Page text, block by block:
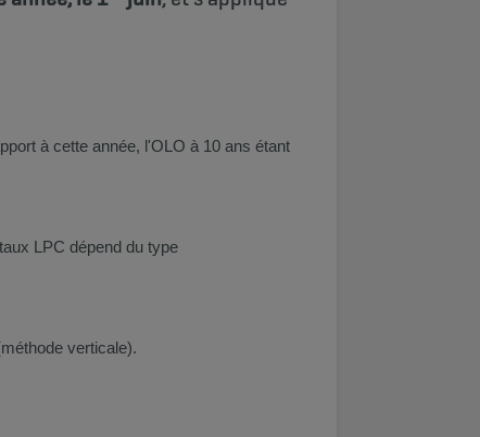
à cette année, l'OLO à 10 ans étant
LPC dépend du type
verticale).